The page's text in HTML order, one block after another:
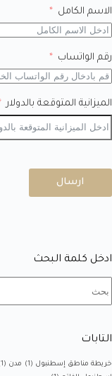
الاسم الكامل
رقم الواتساب
الميزانية المتوقعة بالدولار
ارسال
ادخل كلمة البحث
التابات
خريطة مناطق إسطنبول (1) مدن (1)